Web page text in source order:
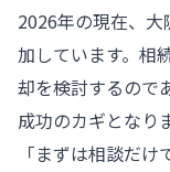
2026年の現在、
加しています。相
却を検討するので
成功のカギとなり
「まずは相談だ